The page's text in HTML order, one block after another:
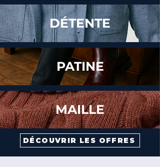
DÉTENTE
PATINE
MAILLE
DÉCOUVRIR LES OFFRES